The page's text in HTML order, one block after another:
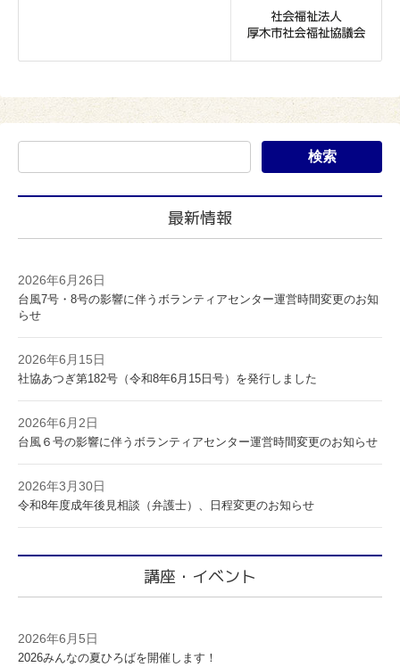
最新情報
2026年6月26日
台風7号・8号の影響に伴うボランティアセンター運営時間変更のお知
らせ
2026年6月15日
社協あつぎ第182号（令和8年6月15日号）を発行しました
2026年6月2日
台風６号の影響に伴うボランティアセンター運営時間変更のお知らせ
2026年3月30日
令和8年度成年後見相談（弁護士）、日程変更のお知らせ
講座・イベント
2026年6月5日
2026みんなの夏ひろばを開催します！